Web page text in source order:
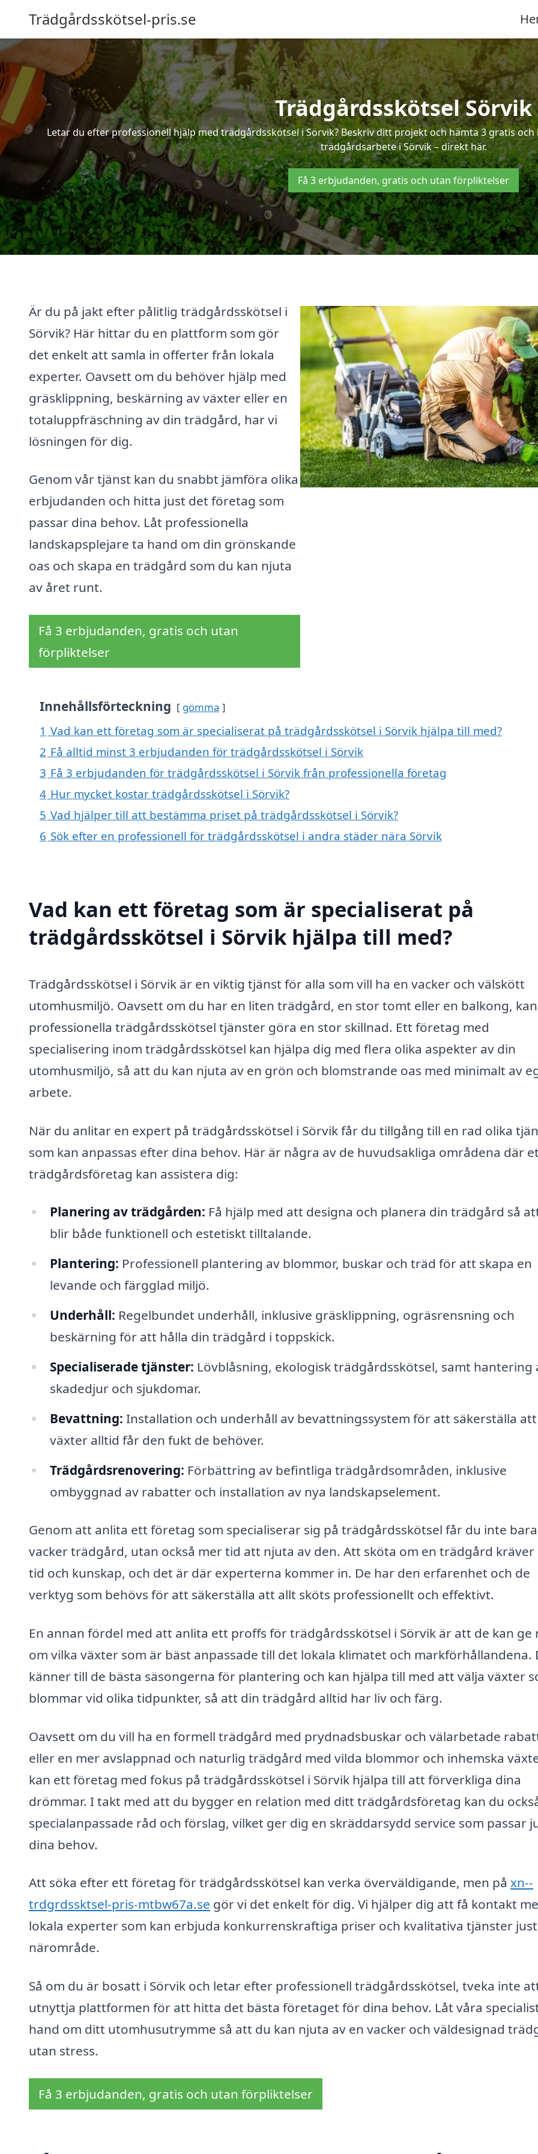
Trädgårdsskötsel-pris.se
Trädgårdsskötsel Sörvik
Letar du efter professionell hjälp med trädgårdsskötsel i Sörvik? Beskriv ditt projekt och hämta 3 gratis
trädgårdsarbete i Sörvik – direkt här.
Få 3 erbjudanden, gratis och utan förpliktelser
Är du på jakt efter pålitlig trädgårdsskötsel i
Sörvik? Här hittar du en plattform som gör
det enkelt att samla in offerter från lokala
experter. Oavsett om du behöver hjälp med
gräsklippning, beskärning av växter eller en
totaluppfräschning av din trädgård, har vi
lösningen för dig.
Genom vår tjänst kan du snabbt jämföra olika
erbjudanden och hitta just det företag som
passar dina behov. Låt professionella
landskapsplejare ta hand om din grönskande
oas och skapa en trädgård som du kan njuta
av året runt.
Få 3 erbjudanden, gratis och utan
förpliktelser
Innehållsförteckning gömma
1 Vad kan ett företag som är specialiserat på trädgårdsskötsel i Sörvik hjälpa till med?
2 Få alltid minst 3 erbjudanden för trädgårdsskötsel i Sörvik
3 Få 3 erbjudanden för trädgårdsskötsel i Sörvik från professionella företag
4 Hur mycket kostar trädgårdsskötsel i Sörvik?
5 Vad hjälper till att bestämma priset på trädgårdsskötsel i Sörvik?
6 Sök efter en professionell för trädgårdsskötsel i andra städer nära Sörvik
Vad kan ett företag som är specialiserat på
trädgårdsskötsel i Sörvik hjälpa till med?
Trädgårdsskötsel i Sörvik är en viktig tjänst för alla som vill ha en vacker och välskött
utomhusmiljö. Oavsett om du har en liten trädgård, en stor tomt eller en balkong, kan
professionella trädgårdsskötsel tjänster göra en stor skillnad. Ett företag med
specialisering inom trädgårdsskötsel kan hjälpa dig med flera olika aspekter av din
utomhusmiljö, så att du kan njuta av en grön och blomstrande oas med minimalt av
arbete.
När du anlitar en expert på trädgårdsskötsel i Sörvik får du tillgång till en rad olika
som kan anpassas efter dina behov. Här är några av de huvudsakliga områdena där
trädgårdsföretag kan assistera dig:
Planering av trädgården: Få hjälp med att designa och planera din trädgård så
blir både funktionell och estetiskt tilltalande.
Plantering: Professionell plantering av blommor, buskar och träd för att skapa en
levande och färgglad miljö.
Underhåll: Regelbundet underhåll, inklusive gräsklippning, ogräsrensning och
beskärning för att hålla din trädgård i toppskick.
Specialiserade tjänster: Lövblåsning, ekologisk trädgårdsskötsel, samt hantering
skadedjur och sjukdomar.
Bevattning: Installation och underhåll av bevattningssystem för att säkerställa
växter alltid får den fukt de behöver.
Trädgårdsrenovering: Förbättring av befintliga trädgårdsområden, inklusive
ombyggnad av rabatter och installation av nya landskapselement.
Genom att anlita ett företag som specialiserar sig på trädgårdsskötsel får du inte
vacker trädgård, utan också mer tid att njuta av den. Att sköta om en trädgård kräver
tid och kunskap, och det är där experterna kommer in. De har den erfarenhet och de
verktyg som behövs för att säkerställa att allt sköts professionellt och effektivt.
En annan fördel med att anlita ett proffs för trädgårdsskötsel i Sörvik är att de kan ge
om vilka växter som är bäst anpassade till det lokala klimatet och markförhållandena.
känner till de bästa säsongerna för plantering och kan hjälpa till med att välja växter
blommar vid olika tidpunkter, så att din trädgård alltid har liv och färg.
Oavsett om du vill ha en formell trädgård med prydnadsbuskar och välarbetade
eller en mer avslappnad och naturlig trädgård med vilda blommor och inhemska
kan ett företag med fokus på trädgårdsskötsel i Sörvik hjälpa till att förverkliga dina
drömmar. I takt med att du bygger en relation med ditt trädgårdsföretag kan du
specialanpassade råd och förslag, vilket ger dig en skräddarsydd service som passar
dina behov.
Att söka efter ett företag för trädgårdsskötsel kan verka överväldigande, men på xn--
trdgrdssktsel-pris-mtbw67a.se gör vi det enkelt för dig. Vi hjälper dig att få kontakt
lokala experter som kan erbjuda konkurrenskraftiga priser och kvalitativa tjänster
närområde.
Så om du är bosatt i Sörvik och letar efter professionell trädgårdsskötsel, tveka inte
utnyttja plattformen för att hitta det bästa företaget för dina behov. Låt våra
hand om ditt utomhusutrymme så att du kan njuta av en vacker och väldesignad
utan stress.
Få 3 erbjudanden, gratis och utan förpliktelser